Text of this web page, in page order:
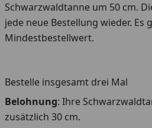
Schwarzwaldtanne um 50 cm.
jede neue Bestellung wieder. Es
Mindestbestellwert.
Bestelle insgesamt drei Mal
Belohnung: Ihre
zusätzlich 30 cm.